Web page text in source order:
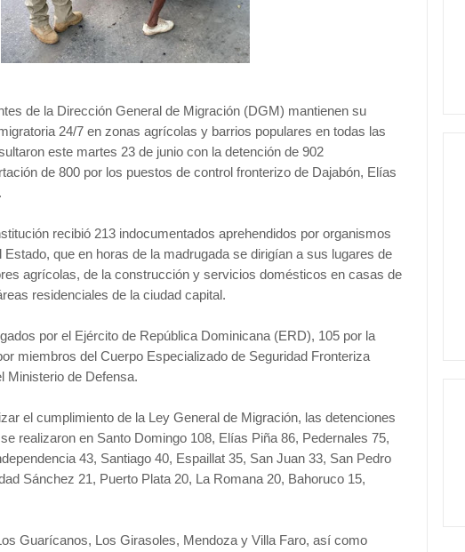
de la Dirección General de Migración (DGM) mantienen su
24/7 en zonas agrícolas y barrios populares en todas las
este martes 23 de junio con la detención de 902
de 800 por los puestos de control fronterizo de Dajabón, Elías
recibió 213 indocumentados aprehendidos por organismos
que en horas de la madrugada se dirigían a sus lugares de
agrícolas, de la construcción y servicios domésticos en casas de
residenciales de la ciudad capital.
por el Ejército de República Dominicana (ERD), 105 por la
miembros del Cuerpo Especializado de Seguridad Fronteriza
Ministerio de Defensa.
el cumplimiento de la Ley General de Migración, las detenciones
realizaron en Santo Domingo 108, Elías Piña 86, Pedernales 75,
43, Santiago 40, Espaillat 35, San Juan 33, San Pedro
Sánchez 21, Puerto Plata 20, La Romana 20, Bahoruco 15,
Guarícanos, Los Girasoles, Mendoza y Villa Faro, así como